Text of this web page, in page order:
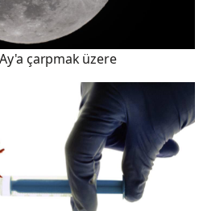
çarpmak üzere